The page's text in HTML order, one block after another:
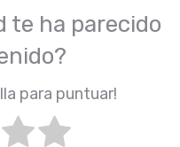
te ha parecido
para puntuar!